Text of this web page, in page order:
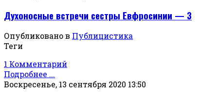
Духоносные встречи сестры Евфросинии — 3
Опубликовано в Публицистика
Теги
1 Комментарий
Подробнее ...
Воскресенье, 13 сентября 2020 13:50